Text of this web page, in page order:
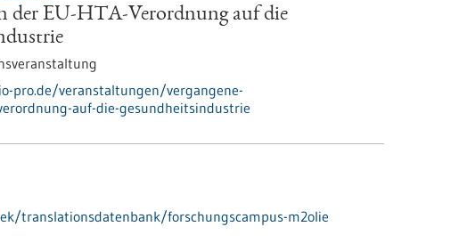
der EU-HTA-Verordnung auf die
pro.de/veranstaltungen/vergangene-
auf-die-gesundheitsindustrie
translationsdatenbank/forschungscampus-m2olie